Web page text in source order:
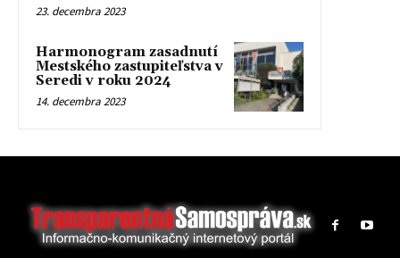
23. decembra 2023
Harmonogram zasadnutí
Mestského zastupiteľstva v
Seredi v roku 2024
14. decembra 2023